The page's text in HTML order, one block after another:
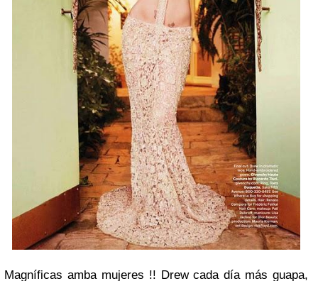
Magníficas amba mujeres !! Drew cada día más guapa,